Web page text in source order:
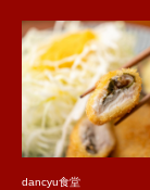
dancyu食堂